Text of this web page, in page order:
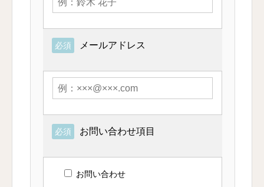
必須 メールアドレス
必須 お問い合わせ項目
お問い合わせ